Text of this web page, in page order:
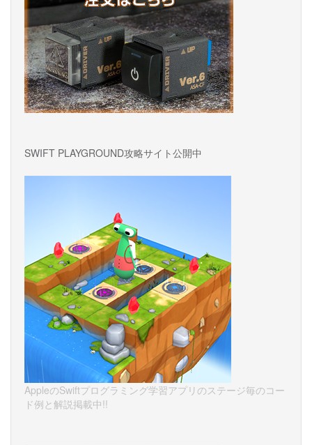
ン
SWIFT PLAYGROUND攻略サイト公開中
AppleのSwiftプログラミング学習アプリのステージ毎のコー
ド例と解説掲載中!!